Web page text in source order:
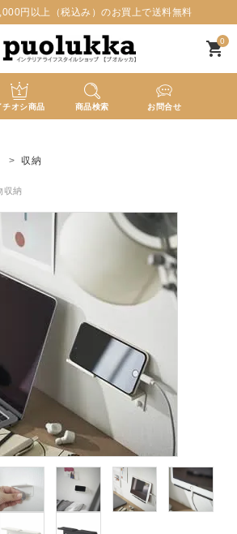
円以上（税込み）のお買上で送料無料
0
shopping_cart
チオシ商品 商品検索 お問合せ
収納
収納